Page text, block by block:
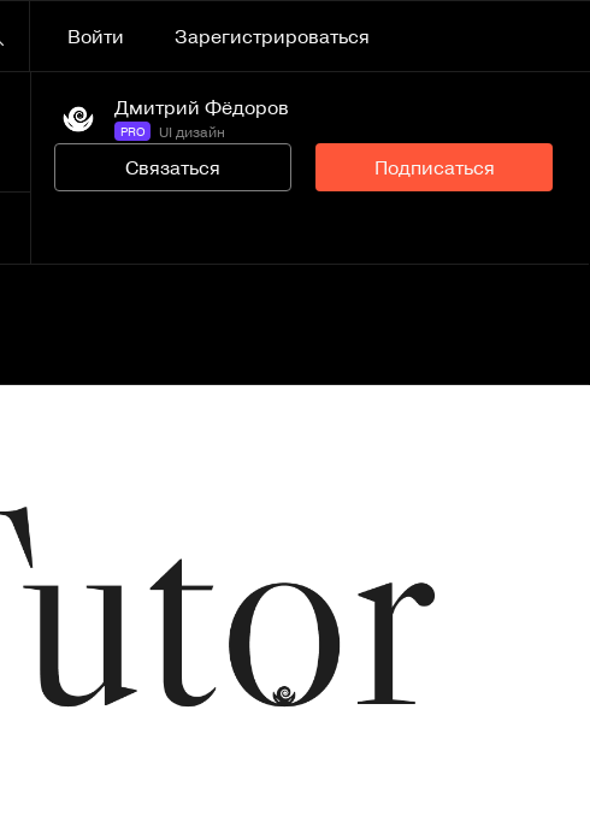
Войти Зарегистрироваться
Дмитрий Фёдоров
PRO UI дизайн
Связаться Подписаться